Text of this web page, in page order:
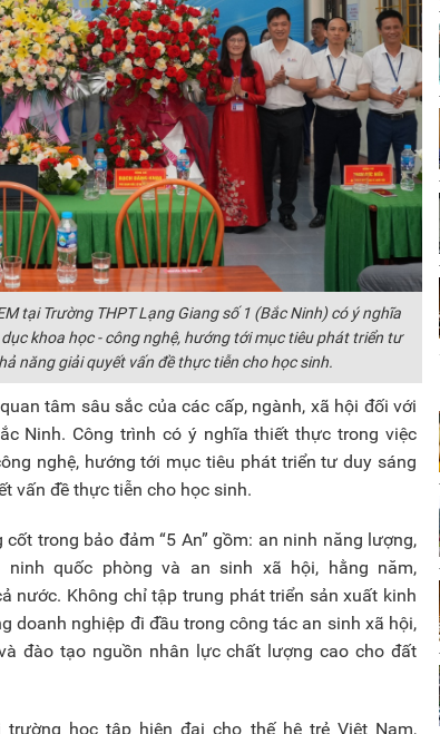
tại Trường THPT Lạng Giang số 1 (Bắc Ninh) có ý nghĩa
khoa học - công nghệ, hướng tới mục tiêu phát triển tư
năng giải quyết vấn đề thực tiễn cho học sinh.
tâm sâu sắc của các cấp, ngành, xã hội đối với
Ninh. Công trình có ý nghĩa thiết thực trong việc
nghệ, hướng tới mục tiêu phát triển tư duy sáng
vấn đề thực tiễn cho học sinh.
trong bảo đảm “5 An” gồm: an ninh năng lượng,
quốc phòng và an sinh xã hội, hằng năm,
nước. Không chỉ tập trung phát triển sản xuất kinh
doanh nghiệp đi đầu trong công tác an sinh xã hội,
đào tạo nguồn nhân lực chất lượng cao cho đất
học tập hiện đại cho thế hệ trẻ Việt Nam,